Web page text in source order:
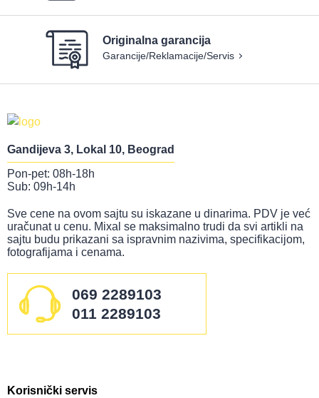
Originalna garancija
Garancije/Reklamacije/Servis
Gandijeva 3, Lokal 10, Beograd
Pon-pet: 08h-18h
Sub: 09h-14h
Sve cene na ovom sajtu su iskazane u dinarima. PDV je već
uračunat u cenu. Mixal se maksimalno trudi da svi artikli na
sajtu budu prikazani sa ispravnim nazivima, specifikacijom,
fotografijama i cenama.
069 2289103
011 2289103
Korisnički servis